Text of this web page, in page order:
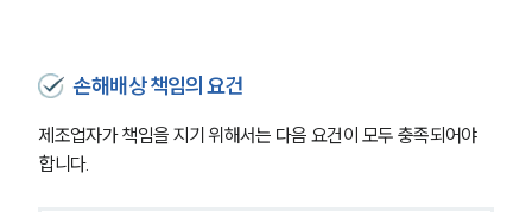
손해배상 책임의 요건
제조업자가 책임을 지기 위해서는 다음 요건이 모두 충족되어야
합니다.